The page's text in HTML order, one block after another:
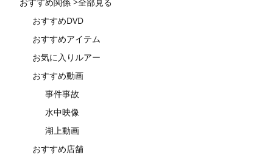
おすすめDVD
おすすめアイテム
お気に入りルアー
おすすめ動画
事件事故
水中映像
湖上動画
おすすめ店舗